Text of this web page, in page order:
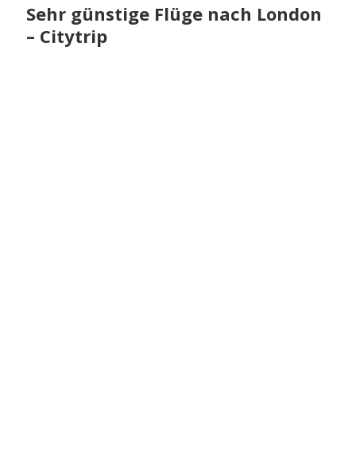
Sehr günstige Flüge nach London
– Citytrip